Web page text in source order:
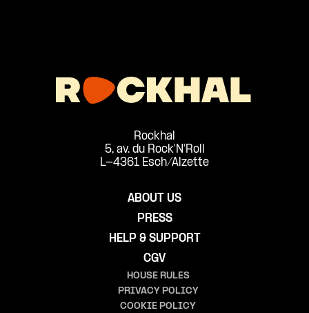
Rockhal
5, av. du Rock'N'Roll
L-4361 Esch/Alzette
ABOUT US
PRESS
HELP & SUPPORT
CGV
HOUSE RULES
PRIVACY POLICY
COOKIE POLICY